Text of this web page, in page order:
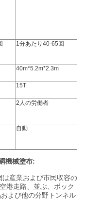
1分あたり40-65回
40m*5.2m*2.3m
15T
2人の労働者
自動
機械塗布:
産業および市民収容の
港走路、並ぶ、ボック
よび他の分野トンネル